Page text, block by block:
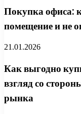
Покупка офиса:
помещение и не
21.01.2026
Как выгодно
взгляд со
рынка